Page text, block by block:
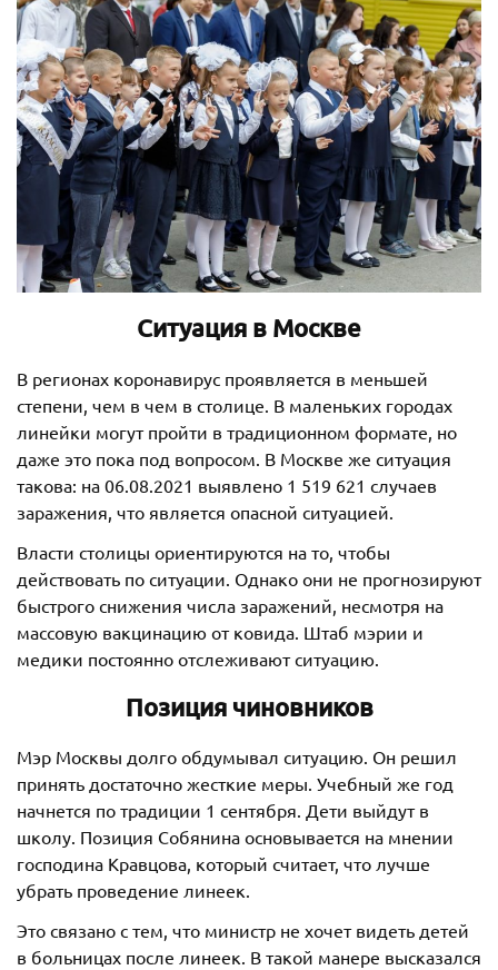
Ситуация в Москве
В регионах коронавирус проявляется в меньшей
степени, чем в чем в столице. В маленьких городах
линейки могут пройти в традиционном формате, но
даже это пока под вопросом. В Москве же ситуация
такова: на 06.08.2021 выявлено 1 519 621 случаев
заражения, что является опасной ситуацией.
Власти столицы ориентируются на то, чтобы
действовать по ситуации. Однако они не прогнозируют
быстрого снижения числа заражений, несмотря на
массовую вакцинацию от ковида. Штаб мэрии и
медики постоянно отслеживают ситуацию.
Позиция чиновников
Мэр Москвы долго обдумывал ситуацию. Он решил
принять достаточно жесткие меры. Учебный же год
начнется по традиции 1 сентября. Дети выйдут в
школу. Позиция Собянина основывается на мнении
господина Кравцова, который считает, что лучше
убрать проведение линеек.
Это связано с тем, что министр не хочет видеть детей
в больницах после линеек. В такой манере высказался